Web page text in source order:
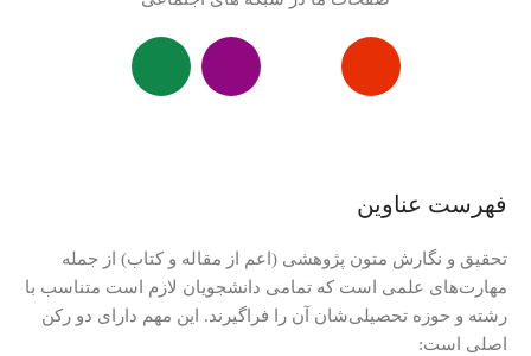
فهرست عناوین
تحقیق و نگارش متون پژوهشی (اعم از مقاله و کتاب) از جمله
مهارت‌های علمی است که تمامی دانشجویان لازم است متناسب با
رشته و حوزه تحصیلی‌شان آن را فراگیرند. این مهم دارای دو رکن
اصلی است: